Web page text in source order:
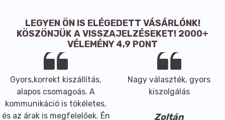
Zsír: 0,7g
Ebből telített zsírsav: 0,2 g
Szénhidrát: 68g
Ebből cukor: 59g
Rost: 7,5 g
Fehérje: 2.3g
Só: 0.01g
LEGYEN ÖN IS ELÉGEDETT VÁSÁRLÓNK!
KÖSZÖNJÜK A VISSZAJELZÉSEKET! 2000+
VÉLEMÉNY 4,9 PONT
Gyors,korrekt kiszállítás,
alapos csomagoás. A
kommunikáció is tökéletes,
és az árak is megfelelőek. Én
Nagy választék, gyors
kiszolgálás
Zoltán